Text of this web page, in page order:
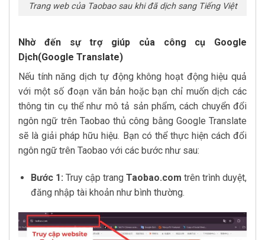
Trang web của Taobao sau khi đã dịch sang Tiếng Việt
Nhờ đến sự trợ giúp của công cụ Google
Dịch(Google Translate)
Nếu tính năng dịch tự động không hoạt động hiệu quả
với một số đoạn văn bản hoặc bạn chỉ muốn dịch các
thông tin cụ thể như mô tả sản phẩm, cách chuyển đổi
ngôn ngữ trên Taobao thủ công bằng Google Translate
sẽ là giải pháp hữu hiệu. Bạn có thể thực hiện cách đổi
ngôn ngữ trên Taobao với các bước như sau:
Bước 1: Truy cập trang Taobao.com trên trình duyệt,
đăng nhập tài khoản như bình thường.